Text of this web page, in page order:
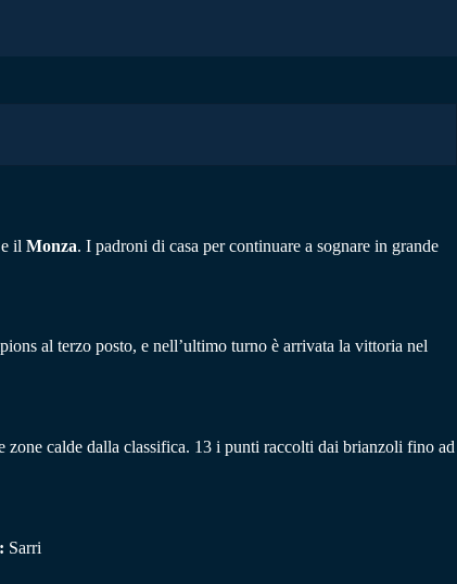
e il Monza. I padroni di casa per continuare a sognare in grande
al terzo posto, e nell’ultimo turno è arrivata la vittoria nel
zone calde dalla classifica. 13 i punti raccolti dai brianzoli fino ad
Sarri